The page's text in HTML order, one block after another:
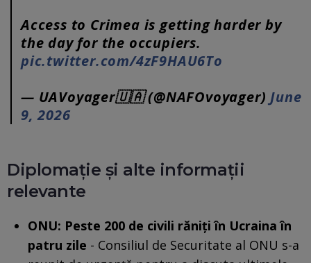
Access to Crimea is getting harder by
the day for the occupiers.
pic.twitter.com/4zF9HAU6To
— UAVoyager🇺🇦 (@NAFOvoyager) June
9, 2026
Diplomație și alte informații
relevante
ONU: Peste 200 de civili răniți în Ucraina în
patru zile - Consiliul de Securitate al ONU s-a